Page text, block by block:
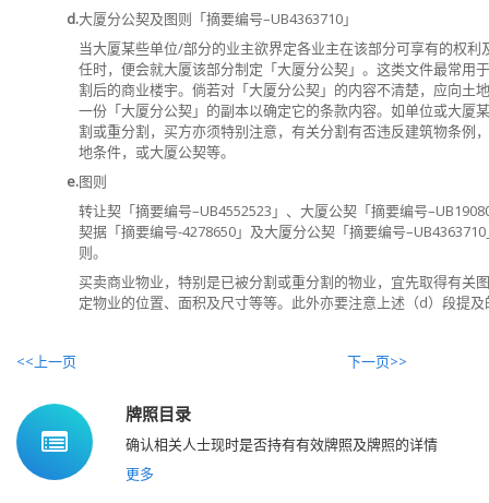
d.大厦分公契及图则「摘要编号–UB4363710」
当大厦某些单位/部分的业主欲界定各业主在该部分可享有的权利
任时，便会就大厦该部分制定「大厦分公契」。这类文件最常用
割后的商业楼宇。倘若对「大厦分公契」的内容不清楚，应向土
一份「大厦分公契」的副本以确定它的条款内容。如单位或大厦
割或重分割，买方亦须特别注意​​，有关分割有否违反建筑物条例
地条件，或大厦公契等。
e.图则
转让契「摘要编号–UB4552523」、大厦公契「摘要编号
契据「摘要编号-4278650」及大厦分公契「摘要编号
则。
买卖商业物业，特别是已被分割或重分割的物业，宜先取得有关
定物业的位置、面积及尺寸等等。此外亦要注意上述（d）段提及
<<上一页 下一页>>
牌照目录
确认相关人士现时是否持有有效牌照及牌照的详情
更多